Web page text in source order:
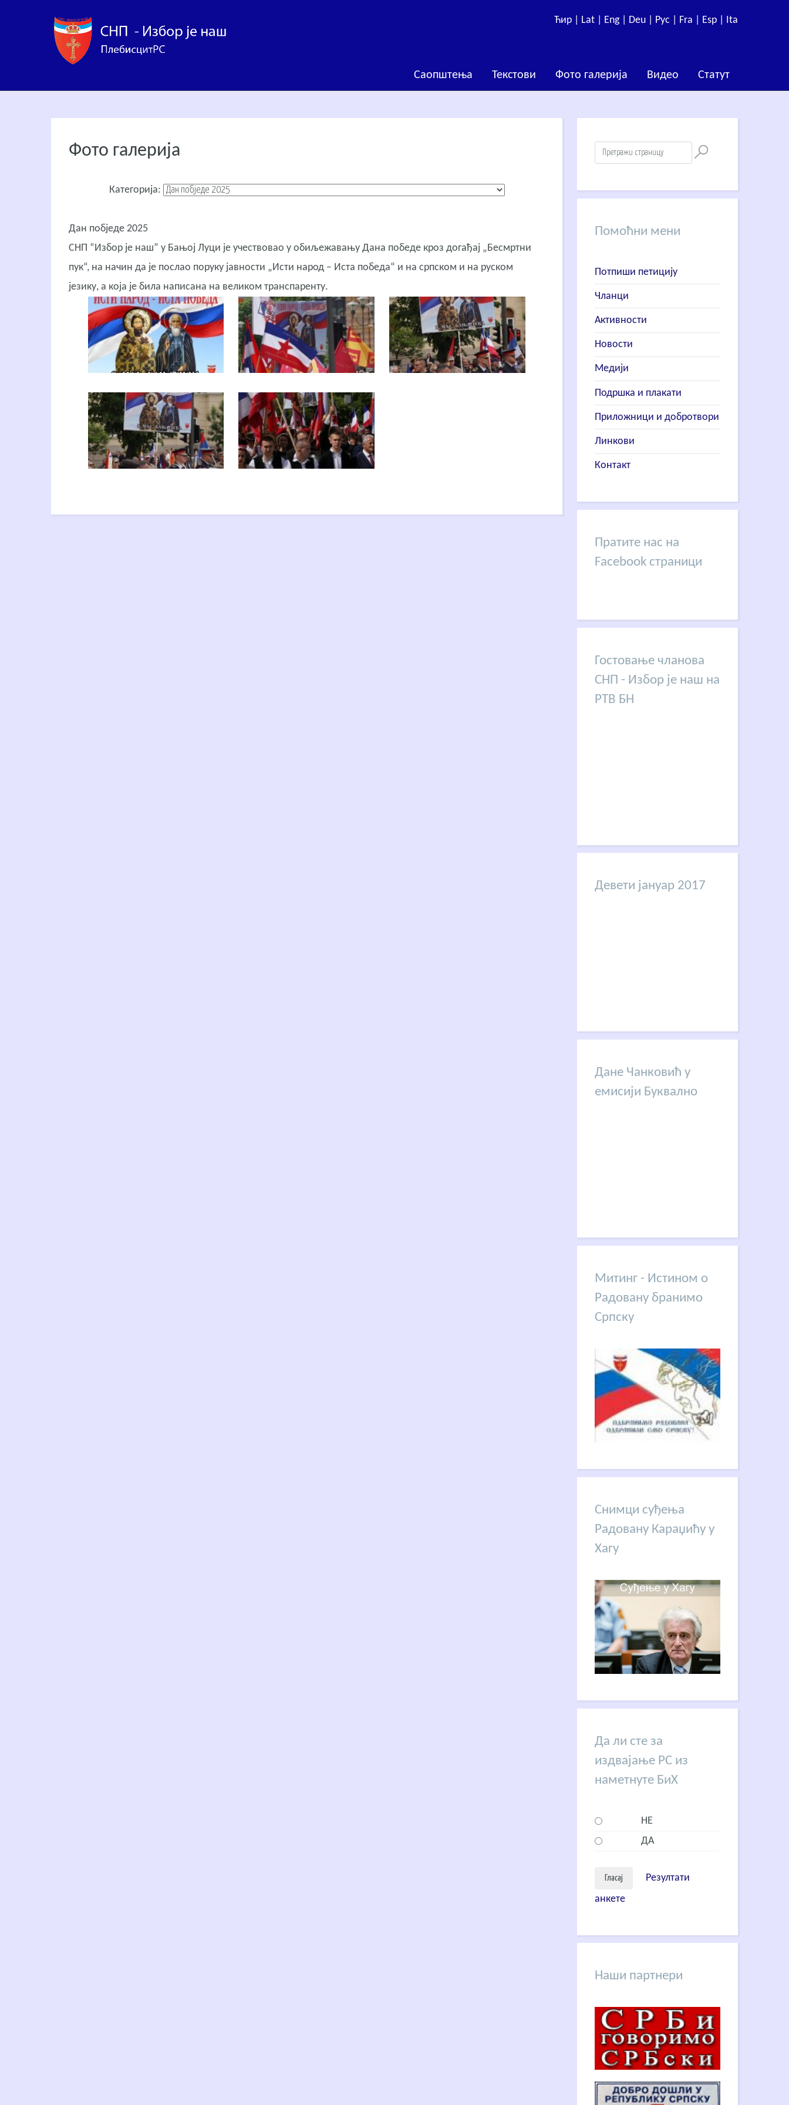
Ћир | Lat | Eng | Deu | Рус | Fra | Esp | Ita
Саопштења Текстови Фото галерија Видео Статут
Фото галерија
Категорија:
Дан побједе 2025
СНП “Избор је наш” у Бањој Луци је учествовао у обиљежавању Дана победе кроз догађај „Бесмртни
пук“, на начин да је послао поруку јавности „Исти народ – Иста победа“ и на српском и на руском
језику, а која је била написана на великом транспаренту.
Помоћни мени
Потпиши петицију
Чланци
Активности
Новости
Медији
Подршка и плакати
Приложници и добротвори
Линкови
Контакт
Пратите нас на
Facebook страници
Гостовање чланова
СНП - Избор је наш на
РТВ БН
Девети јануар 2017
Дане Чанковић у
емисији Буквално
Митинг - Истином о
Радовану бранимо
Српску
Снимци суђења
Радовану Караџићу у
Хагу
Да ли сте за
издвајање РС из
наметнуте БиХ
НЕ
ДА
Резултати
анкете
Наши партнери